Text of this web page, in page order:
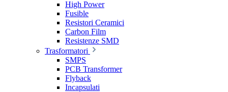
High Power
Fusible
Resistori Ceramici
Carbon Film
Resistenze SMD
Trasformatori
SMPS
PCB Transformer
Flyback
Incapsulati